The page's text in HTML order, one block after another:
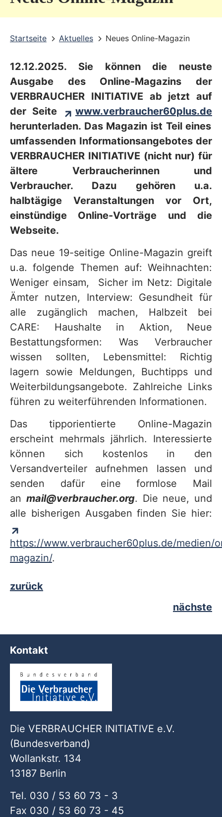
Startseite Aktuelles Neues Online-Magazin
12.12.2025. Sie könnendie neuste
Ausgabe des Online-Magazins der
VERBRAUCHER INITIATIVE ab jetzt auf
der Seite
www.verbraucher60plus.de
herunterladen. Das Magazin ist Teil eines
umfassenden Informationsangebotes der
VERBRAUCHER INITIATIVE (nicht nur) für
ältere Verbraucherinnen und
Verbraucher. Dazu gehören u.a.
halbtägige Veranstaltungen vor Ort,
einstündige Online-Vorträge und die
Webseite.
Das neue 19-seitige Online-Magazin greift
u.a. folgende Themen auf: Weihnachten:
Weniger einsam, Sicher im Netz: Digitale
Ämter nutzen, Interview: Gesundheit für
alle zugänglich machen, Halbzeit bei
CARE: Haushalte in Aktion, Neue
Bestattungsformen: Was Verbraucher
wissen sollten, Lebensmittel: Richtig
lagern sowie Meldungen, Buchtipps und
Weiterbildungsangebote. Zahlreiche Links
führen zu weiterführenden Informationen.
Das tipporientierte Online-Magazin
erscheint mehrmals jährlich. Interessierte
können sich kostenlos in den
Versandverteiler aufnehmen lassen und
senden dafür eine formlose Mail
an mail@verbraucher.org. Die neue, und
alle bisherigen Ausgaben finden Sie hier:
https://www.verbraucher60plus.de/medien/
magazin/.
zurück
nächste
v
Kontakt
Die VERBRAUCHER INITIATIVE e.V.
(Bundesverband)
Wollankstr. 134
13187 Berlin
Tel. 030 / 53 60 73 - 3
Fax 030 / 53 60 73 - 45